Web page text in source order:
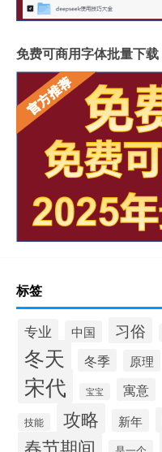
免费可商用字体批量下载
标签
专业 中国 习俗
冬天 冬季 原理
宋代 宝宝 寓意
技能 攻略 新年
春节期间